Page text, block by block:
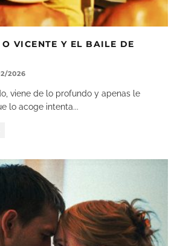
VICENTE Y EL BAILE DE
2026
viene de lo profundo y apenas le
lo acoge intenta...